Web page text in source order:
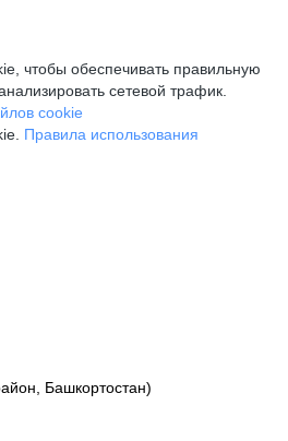
чтобы обеспечивать правильную
сетевой трафик.
cookie
Правила использования
Башкортостан)